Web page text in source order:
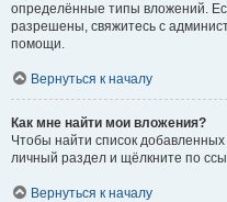
определённые типы вложений.
разрешены, свяжитесь с
помощи.
Вернуться к началу
Как мне найти мои вложения?
Чтобы найти список
личный раздел и щёлкните по
Вернуться к началу